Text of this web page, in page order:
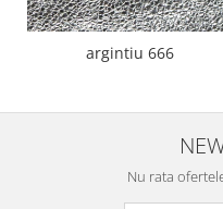
argintiu 666
Nu rata